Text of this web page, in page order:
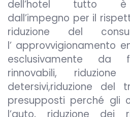
dell’hotel tutto è
dall’impegno per il
riduzione del
l’ approvvigionamento
esclusivamente da
rinnovabili,
detersivi,riduzione del
presupposti perché gli
l’auto, riduzione